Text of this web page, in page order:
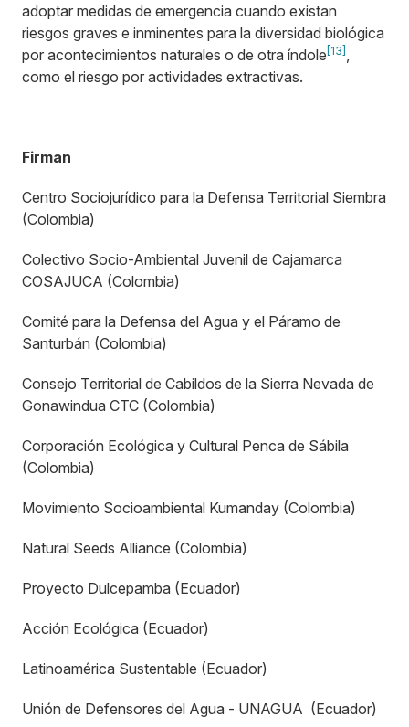
adoptar medidas de emergencia cuando existan
riesgos graves e inminentes para la diversidad biológica
por acontecimientos naturales o de otra índole [13] ,
como el riesgo por actividades extractivas.
Firman
Centro Sociojurídico para la Defensa Territorial Siembra
(Colombia)
Colectivo Socio-Ambiental Juvenil de Cajamarca
COSAJUCA (Colombia)
Comité para la Defensa del Agua y el Páramo de
Santurbán (Colombia)
Consejo Territorial de Cabildos de la Sierra Nevada de
Gonawindua CTC (Colombia)
Corporación Ecológica y Cultural Penca de Sábila
(Colombia)
Movimiento Socioambiental Kumanday (Colombia)
Natural Seeds Alliance (Colombia)
Proyecto Dulcepamba (Ecuador)
⁠Acción Ecológica (Ecuador)
Latinoamérica Sustentable (Ecuador)
Unión de Defensores del Agua - UNAGUA (Ecuador)